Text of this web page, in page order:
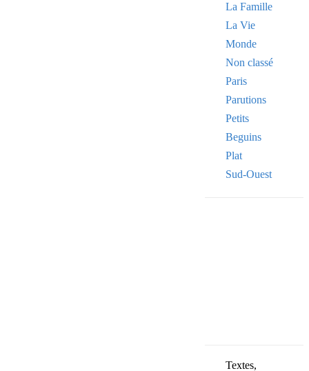
La Famille
La Vie
Monde
Non classé
Paris
Parutions
Petits
Beguins
Plat
Sud-Ouest
Textes,